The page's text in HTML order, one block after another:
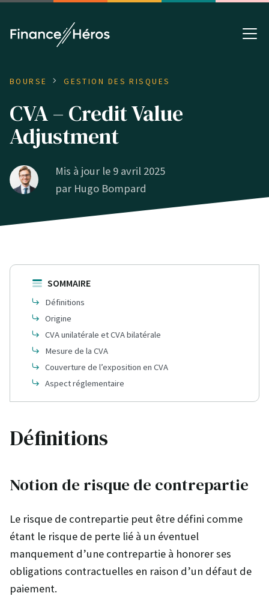
BOURSE GESTION DES RISQUES
CVA – Credit Value
Adjustment
Mis à jour le 9 avril 2025
par Hugo Bompard
SOMMAIRE
Définitions
Origine
CVA unilatérale et CVA bilatérale
Mesure de la CVA
Couverture de l’exposition en CVA
Aspect réglementaire
Définitions
Notion de risque de contrepartie
Le risque de contrepartie peut être défini comme
étant le risque de perte lié à un éventuel
manquement d’une contrepartie à honorer ses
obligations contractuelles en raison d’un défaut de
paiement.